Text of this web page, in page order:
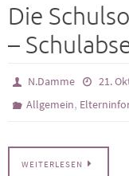
Die
–
N.Damme
21.
Allgemein,
WEITERLESEN